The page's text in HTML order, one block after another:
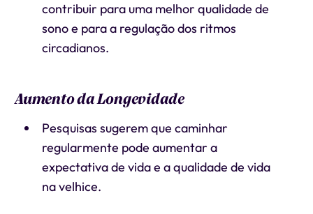
contribuir para uma melhor qualidade de
sono e para a regulação dos ritmos
circadianos.
Aumento da Longevidade
Pesquisas sugerem que caminhar
regularmente pode aumentar a
expectativa de vida e a qualidade de vida
na velhice.